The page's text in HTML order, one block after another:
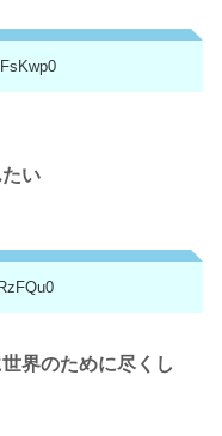
い
界のために尽くし